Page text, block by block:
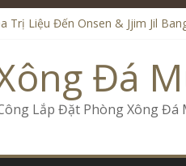
Trị Liệu Đến Onsen & Jjim Jil
Riverside Onsen & Jjim Jil Bang
Jil Bang Kết Hợp Onsen – Kinh
Số Kinh Doanh Lắp Đặt
Đá
Lắp Đặt Phòng Xông Đá